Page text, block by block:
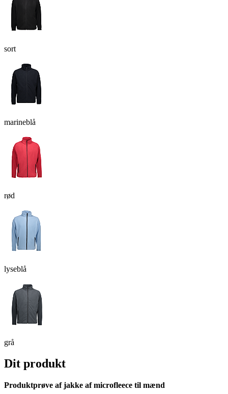
sort
marineblå
rød
lyseblå
grå
Dit produkt
Produktprøve af jakke af microfleece til mænd